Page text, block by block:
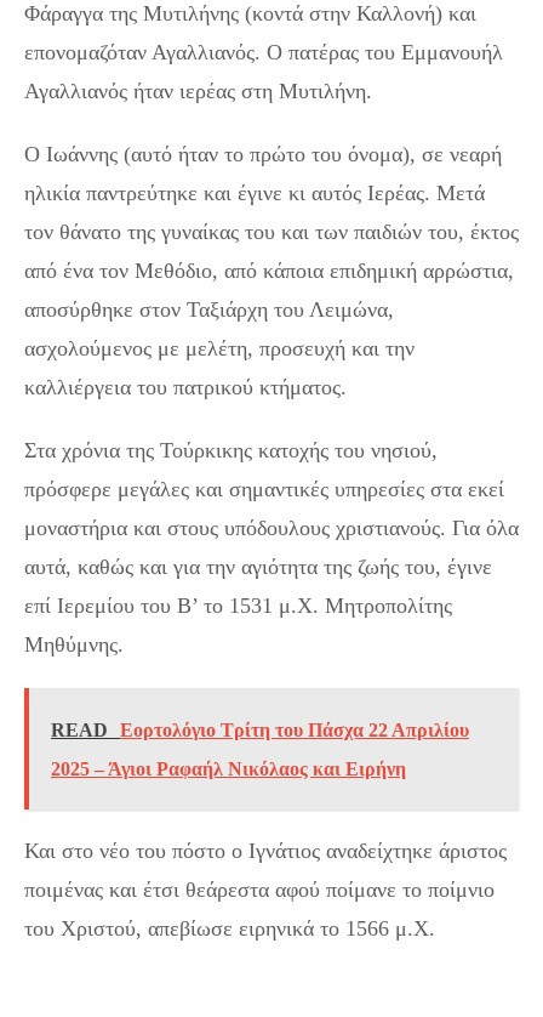
Φάραγγα της Μυτιλήνης (κοντά στην Καλλονή) και
επονομαζόταν Αγαλλιανός. Ο πατέρας του Εμμανουήλ
Αγαλλιανός ήταν ιερέας στη Μυτιλήνη.
Ο Ιωάννης (αυτό ήταν το πρώτο του όνομα), σε νεαρή
ηλικία παντρεύτηκε και έγινε κι αυτός Ιερέας. Μετά
τον θάνατο της γυναίκας του και των παιδιών του, έκτος
από ένα τον Μεθόδιο, από κάποια επιδημική αρρώστια,
αποσύρθηκε στον Ταξιάρχη του Λειμώνα,
ασχολούμενος με μελέτη, προσευχή και την
καλλιέργεια του πατρικού κτήματος.
Στα χρόνια της Τούρκικης κατοχής του νησιού,
πρόσφερε μεγάλες και σημαντικές υπηρεσίες στα εκεί
μοναστήρια και στους υπόδουλους χριστιανούς. Για όλα
αυτά, καθώς και για την αγιότητα της ζωής του, έγινε
επί Ιερεμίου του Β’ το 1531 μ.Χ. Μητροπολίτης
Μηθύμνης.
READ
Εορτολόγιο Τρίτη του Πάσχα 22 Απριλίου
2025 – Άγιοι Ραφαήλ Νικόλαος και Ειρήνη
Και στο νέο του πόστο ο Ιγνάτιος αναδείχτηκε άριστος
ποιμένας και έτσι θεάρεστα αφού ποίμανε το ποίμνιο
του Χριστού, απεβίωσε ειρηνικά το 1566 μ.Χ.